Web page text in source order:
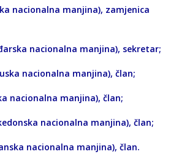
nacionalna manjina), zamjenica
nacionalna manjina), sekretar;
nacionalna manjina), član;
nacionalna manjina), član;
nacionalna manjina), član;
nacionalna manjina), član.